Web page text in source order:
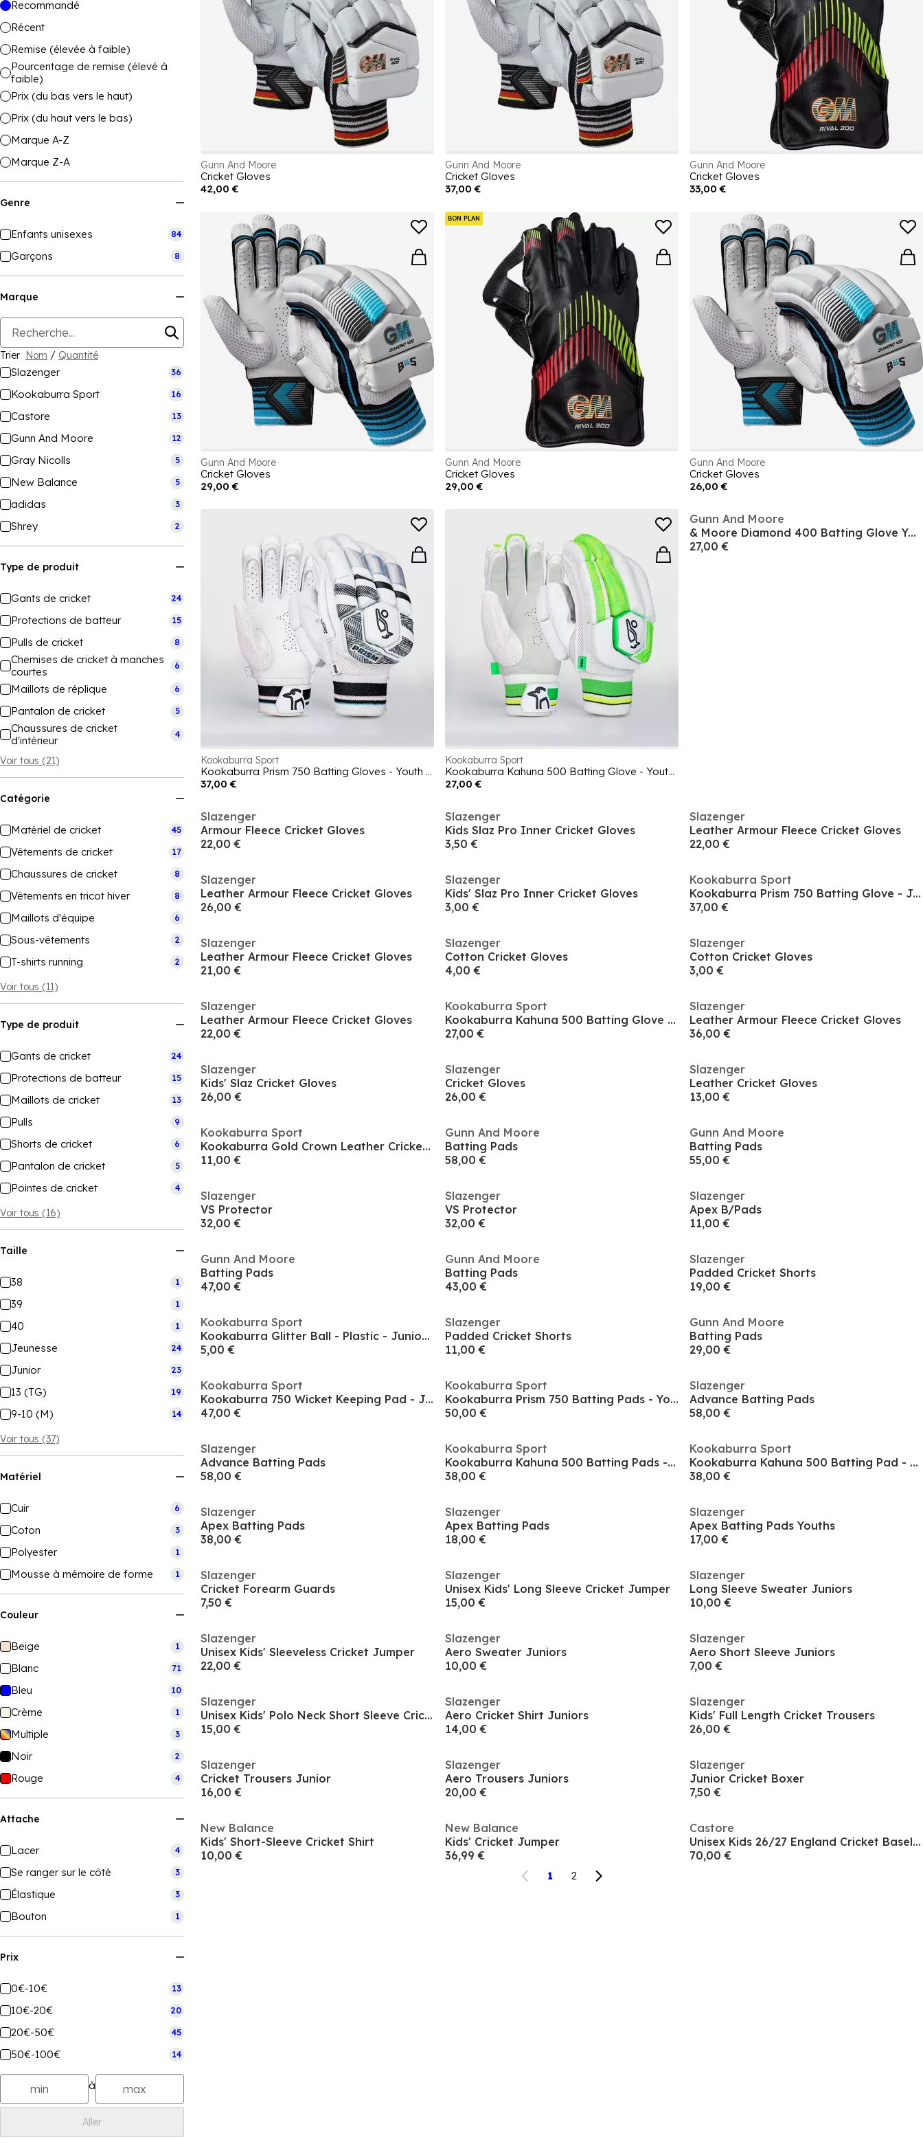
Recommandé
Récent
Remise (élevée à faible)
Pourcentage de remise (élevé à
faible)
Prix (du bas vers le haut)
Prix (du haut vers le bas)
Marque A-Z
Marque Z-A
Genre
Enfants unisexes 84
Garçons 8
Marque
Trier Nom / Quantité
Slazenger 36
Kookaburra Sport 16
Castore 13
Gunn And Moore 12
Gray Nicolls 5
New Balance 5
adidas 3
Shrey 2
Type de produit
Gants de cricket 24
Protections de batteur 15
Pulls de cricket 8
Chemises de cricket à manches
courtes
6
Maillots de réplique 6
Pantalon de cricket 5
Chaussures de cricket
d'intérieur
4
Voir tous (21)
Catégorie
Matériel de cricket 45
Vêtements de cricket 17
Chaussures de cricket 8
Vêtements en tricot hiver 8
Maillots d'équipe 6
Sous-vêtements 2
T-shirts running 2
Voir tous (11)
Type de produit
Gants de cricket 24
Protections de batteur 15
Maillots de cricket 13
Pulls 9
Shorts de cricket 6
Pantalon de cricket 5
Pointes de cricket 4
Voir tous (16)
Taille
38 1
39 1
40 1
Jeunesse 24
Junior 23
13 (TG) 19
9-10 (M) 14
Voir tous (37)
Matériel
Cuir 6
Coton 3
Polyester 1
Mousse à mémoire de forme 1
Couleur
Beige 1
Blanc 71
Bleu 10
Crème 1
Multiple 3
Noir 2
Rouge 4
Attache
Lacer 4
Se ranger sur le côté 3
Élastique 3
Bouton 1
Prix
0€-10€ 13
10€-20€ 20
20€-50€ 45
50€-100€ 14
à
Aller
Gunn And Moore
Cricket Gloves
42,00 €
Gunn And Moore
Cricket Gloves
37,00 €
Gunn And Moore
Cricket Gloves
33,00 €
Gunn And Moore
Cricket Gloves
29,00 €
BON PLAN
Gunn And Moore
Cricket Gloves
29,00 €
Gunn And Moore
Cricket Gloves
26,00 €
Kookaburra Sport
Kookaburra Prism 750 Batting Gloves - Youth Right Hand
37,00 €
Kookaburra Sport
Kookaburra Kahuna 500 Batting Glove - Youth Right Hand
27,00 €
Gunn And Moore
& Moore Diamond 400 Batting Glove Youths
27,00 €
Slazenger
Armour Fleece Cricket Gloves
22,00 €
Slazenger
Kids Slaz Pro Inner Cricket Gloves
3,50 €
Slazenger
Leather Armour Fleece Cricket Gloves
22,00 €
Slazenger
Leather Armour Fleece Cricket Gloves
26,00 €
Slazenger
Kids' Slaz Pro Inner Cricket Gloves
3,00 €
Kookaburra Sport
Kookaburra Prism 750 Batting Glove - Junior Right Hand
37,00 €
Slazenger
Leather Armour Fleece Cricket Gloves
21,00 €
Slazenger
Cotton Cricket Gloves
4,00 €
Slazenger
Cotton Cricket Gloves
3,00 €
Slazenger
Leather Armour Fleece Cricket Gloves
22,00 €
Kookaburra Sport
Kookaburra Kahuna 500 Batting Glove - Junior Right Hand
27,00 €
Slazenger
Leather Armour Fleece Cricket Gloves
36,00 €
Slazenger
Kids' Slaz Cricket Gloves
26,00 €
Slazenger
Cricket Gloves
26,00 €
Slazenger
Leather Cricket Gloves
13,00 €
Kookaburra Sport
Kookaburra Gold Crown Leather Cricket Ball - Youth Size
11,00 €
Gunn And Moore
Batting Pads
58,00 €
Gunn And Moore
Batting Pads
55,00 €
Slazenger
VS Protector
32,00 €
Slazenger
VS Protector
32,00 €
Slazenger
Apex B/Pads
11,00 €
Gunn And Moore
Batting Pads
47,00 €
Gunn And Moore
Batting Pads
43,00 €
Slazenger
Padded Cricket Shorts
19,00 €
Kookaburra Sport
Kookaburra Glitter Ball - Plastic - Junior Size
5,00 €
Slazenger
Padded Cricket Shorts
11,00 €
Gunn And Moore
Batting Pads
29,00 €
Kookaburra Sport
Kookaburra 750 Wicket Keeping Pad - Junior
47,00 €
Kookaburra Sport
Kookaburra Prism 750 Batting Pads - Youth
50,00 €
Slazenger
Advance Batting Pads
58,00 €
Slazenger
Advance Batting Pads
58,00 €
Kookaburra Sport
Kookaburra Kahuna 500 Batting Pads - Junior
38,00 €
Kookaburra Sport
Kookaburra Kahuna 500 Batting Pad - Youth
38,00 €
Slazenger
Apex Batting Pads
38,00 €
Slazenger
Apex Batting Pads
18,00 €
Slazenger
Apex Batting Pads Youths
17,00 €
Slazenger
Cricket Forearm Guards
7,50 €
Slazenger
Unisex Kids' Long Sleeve Cricket Jumper
15,00 €
Slazenger
Long Sleeve Sweater Juniors
10,00 €
Slazenger
Unisex Kids' Sleeveless Cricket Jumper
22,00 €
Slazenger
Aero Sweater Juniors
10,00 €
Slazenger
Aero Short Sleeve Juniors
7,00 €
Slazenger
Unisex Kids' Polo Neck Short Sleeve Cricket Shirt
15,00 €
Slazenger
Aero Cricket Shirt Juniors
14,00 €
Slazenger
Kids' Full Length Cricket Trousers
26,00 €
Slazenger
Cricket Trousers Junior
16,00 €
Slazenger
Aero Trousers Juniors
20,00 €
Slazenger
Junior Cricket Boxer
7,50 €
New Balance
Kids' Short-Sleeve Cricket Shirt
10,00 €
New Balance
Kids' Cricket Jumper
36,99 €
Castore
Unisex Kids 26/27 England Cricket Baselayer Top
70,00 €
1 2